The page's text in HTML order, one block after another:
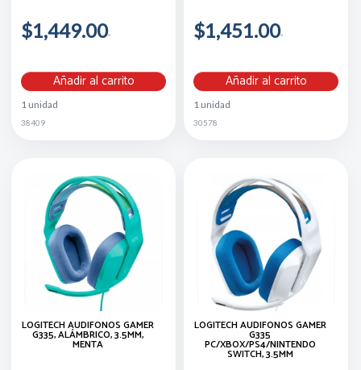
$1,449.00
Añadir al carrito
1 unidad
38409
$1,451.00
Añadir al carrito
1 unidad
30578
LOGITECH AUDÍFONOS GAMER
G335, ALÁMBRICO, 3.5MM,
MENTA
LOGITECH AUDÍFONOS GAMER
G335
PC/XBOX/PS4/NINTENDO
SWITCH, 3.5MM